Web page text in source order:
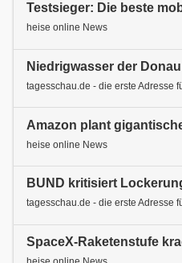
heise online News
tagesschau.de - die erste Adresse
heise online News
tagesschau.de - die erste Adresse